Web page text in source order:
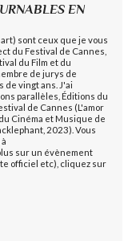
EN
sont ceux que je vous
du Festival de Cannes,
du Film et du
de jurys de
de vingt ans. J'ai
parallèles, Éditions du
de Cannes (L'amor
Cinéma et Musique de
2023). Vous
sur un évènement
officiel etc), cliquez sur